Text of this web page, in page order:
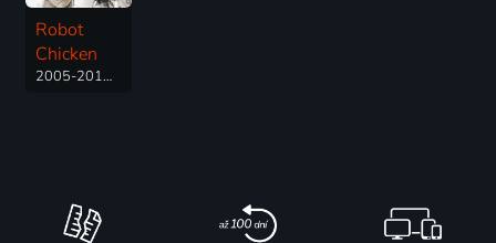
Robot
Chicken
2005-2014 | USA | Science Fiction, Animovaný, Komedie